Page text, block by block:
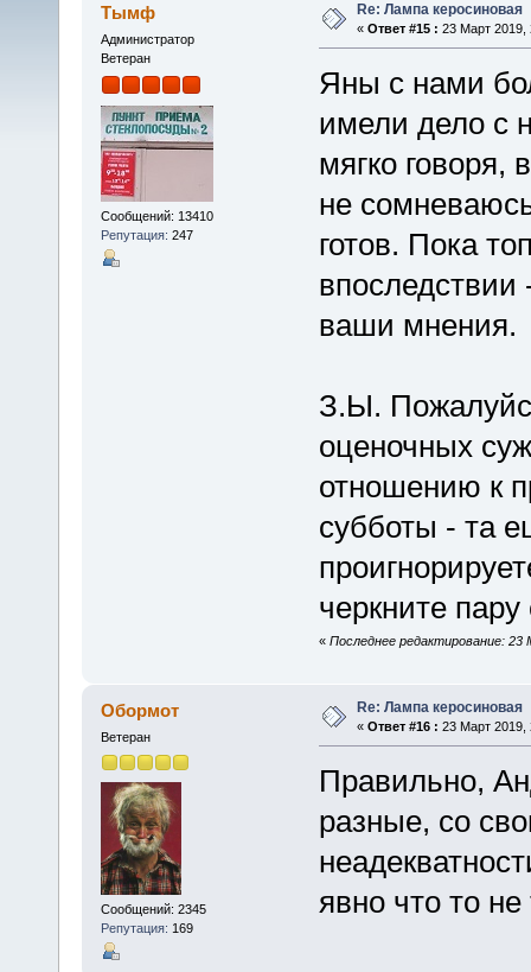
Тымф
Администратор
Ветеран
Сообщений: 13410
Репутация: 247
Re: Лампа керосиновая
« Ответ #15 : 23 Март 2019,
Яны с нами
имели дело с
мягко говоря,
не
готов. Пока
ваши мнения.
З.Ы.
оценочных
отношению к
субботы - та
черкните
« Последнее редактирование:
Обормот
Ветеран
Сообщений: 2345
Репутация: 169
Re: Лампа керосиновая
« Ответ #16 : 23 Март 2019,
Правильно,
разные, со
явно что то не